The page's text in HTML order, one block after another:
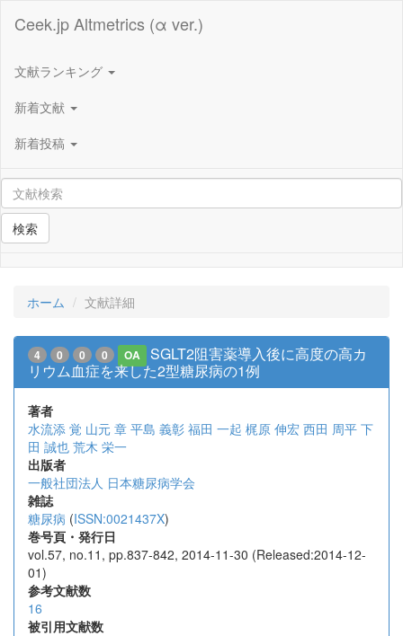
Ceek.jp Altmetrics (α ver.)
文献ランキング
新着文献
新着投稿
検索
ホーム 文献詳細
4 0 0 0 OA
SGLT2阻害薬導入後に高度の高カ
リウム血症を来した2型糖尿病の1例
著者
水流添 覚 山元 章 平島 義彰 福田 一起 梶原 伸宏 西田 周平 下
田 誠也 荒木 栄一
出版者
一般社団法人 日本糖尿病学会
雑誌
糖尿病 (ISSN:0021437X)
巻号頁・発行日
vol.57, no.11, pp.837-842, 2014-11-30 (Released:2014-12-
01)
参考文献数
16
被引用文献数